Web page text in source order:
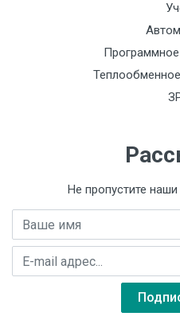
Не пропустите